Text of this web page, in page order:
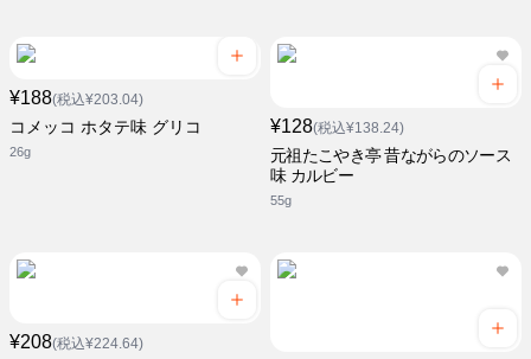
¥188(税込¥203.04)
コメッコ ホタテ味 グリコ
26g
¥128(税込¥138.24)
元祖たこやき亭 昔ながらのソース
味 カルビー
55g
¥208(税込¥224.64)